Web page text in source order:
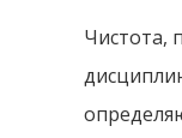
Чистота,